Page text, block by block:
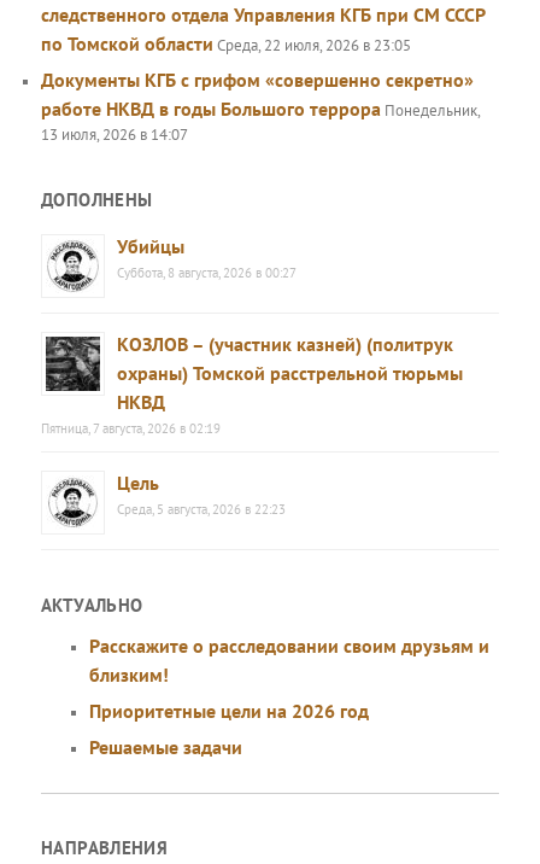
следственного отдела Управления КГБ при СМ СССР
по Томской области Среда, 22 июля, 2026 в 23:05
Документы КГБ с грифом «совершенно секретно»
работе НКВД в годы Большого террора Понедельник,
13 июля, 2026 в 14:07
ДОПОЛНЕНЫ
Убийцы
Суббота, 8 августа, 2026 в 00:27
КОЗЛОВ – (участник казней) (политрук
охраны) Томской расстрельной тюрьмы
НКВД
Пятница, 7 августа, 2026 в 02:19
Цель
Среда, 5 августа, 2026 в 22:23
АКТУАЛЬНО
Расскажите о расследовании своим друзьям и
близким!
Приоритетные цели на 2026 год
Решаемые задачи
НАПРАВЛЕНИЯ